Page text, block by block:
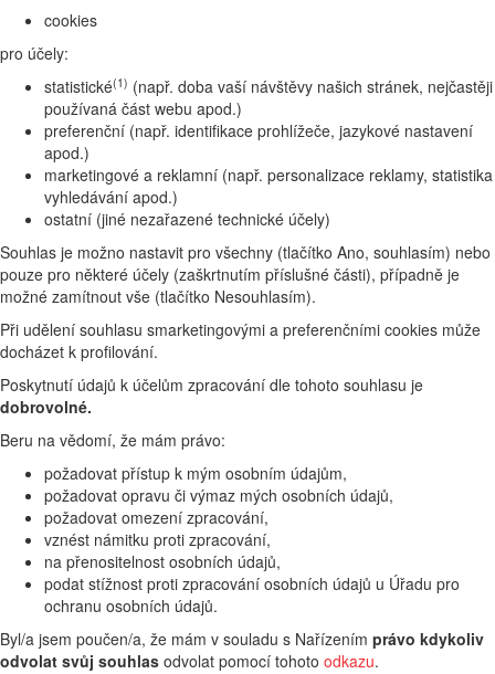
cookies
pro účely:
statistické(1) (např. doba vaší návštěvy našich stránek, nejčastěji
používaná část webu apod.)
preferenční (např. identifikace prohlížeče, jazykové nastavení
apod.)
marketingové a reklamní (např. personalizace reklamy, statistika
vyhledávání apod.)
ostatní (jiné nezařazené technické účely)
Souhlas je možno nastavit pro všechny (tlačítko Ano, souhlasím) nebo
pouze pro některé účely (zaškrtnutím příslušné části), případně je
možné zamítnout vše (tlačítko Nesouhlasím).
Při udělení souhlasu smarketingovými a preferenčními cookies může
docházet k profilování.
Poskytnutí údajů k účelům zpracování dle tohoto souhlasu je
dobrovolné.
Beru na vědomí, že mám právo:
požadovat přístup k mým osobním údajům,
požadovat opravu či výmaz mých osobních údajů,
požadovat omezení zpracování,
vznést námitku proti zpracování,
na přenositelnost osobních údajů,
podat stížnost proti zpracování osobních údajů u Úřadu pro
ochranu osobních údajů.
Byl/a jsem poučen/a, že mám v souladu s Nařízením právo kdykoliv
odvolat svůj souhlas odvolat pomocí tohoto odkazu.